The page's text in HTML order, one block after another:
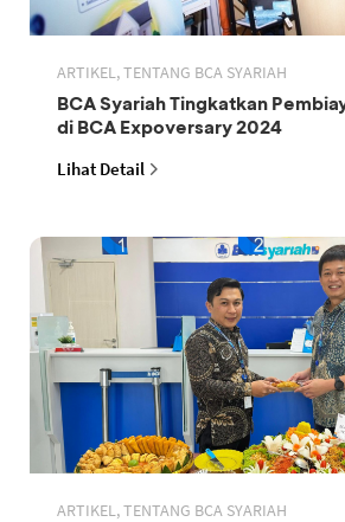
ARTIKEL, TENTANG BCA SYARIAH
BCA Syariah Tingkatkan
di BCA Expoversary 2024
Lihat Detail
ARTIKEL, TENTANG BCA SYARIAH